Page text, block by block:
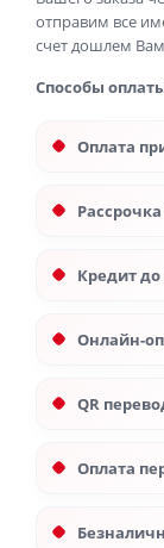
отправим все
счет дошлем
Способы
Оплата
Кредит до
Онлайн-
QR
Оплата